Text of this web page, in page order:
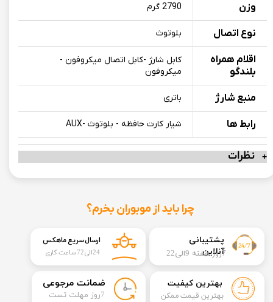
وزن 2790 گرم
نوع اتصال بلوتوث
اقلام همراه
بلندگو
کابل شارژ -کابل اتصال میکروفون -
میکروفون
منبع شارژ باتری
رابط ها شیار کارت حافظه - بلوتوث -AUX
نظرات
​​پشتیبانی
آنلاین7روز هفته 9الی22
چرا باید از موبوران بخرم؟
​ضمانت مرجوعی
​7روز مهلت تست
بهترین کیفیت
بهترین قیمت ممکن
ارسال سریع ماهکس
24الی72 ساعت کاری